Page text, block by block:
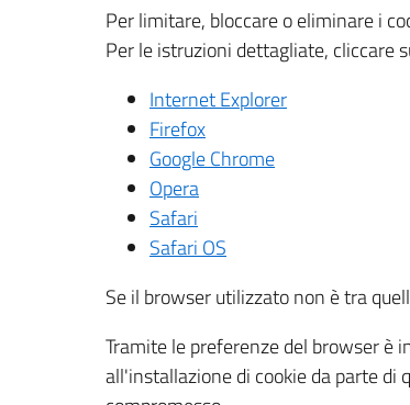
Per limitare, bloccare o eliminare i
Per le istruzioni dettagliate, cliccare
Internet Explorer
Firefox
Google Chrome
Opera
Safari
Safari OS
Se il browser utilizzato non è tra
Tramite le preferenze del browser è
all'installazione di cookie da parte di